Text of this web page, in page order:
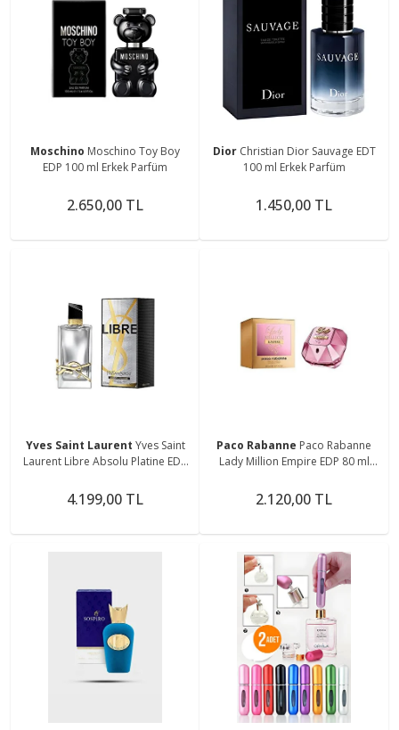
Moschino Moschino Toy Boy
EDP 100 ml Erkek Parfüm
2.650,00 TL
Dior Christian Dior Sauvage EDT
100 ml Erkek Parfüm
1.450,00 TL
Yves Saint Laurent Yves Saint
Laurent Libre Absolu Platine EDP
4.199,00 TL
Paco Rabanne Paco Rabanne
Lady Million Empire EDP 80 ml
2.120,00 TL